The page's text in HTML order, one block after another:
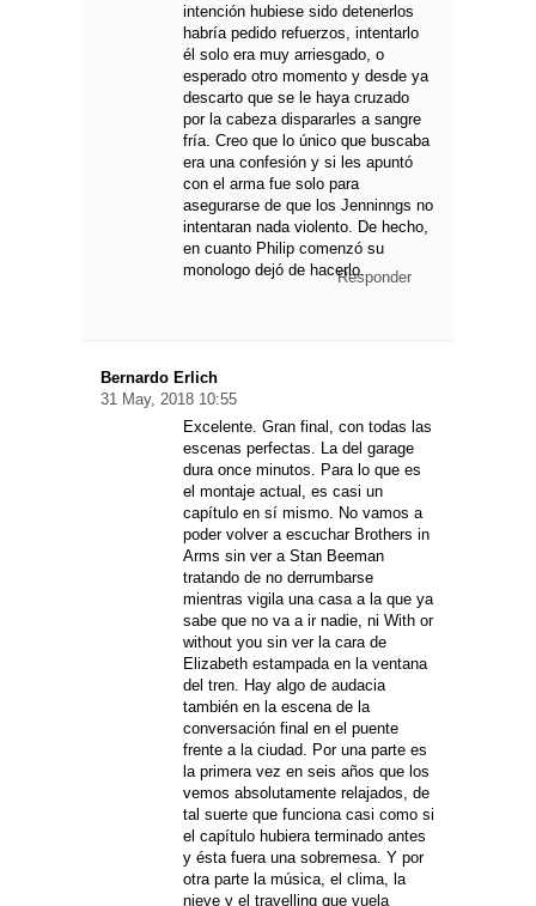
intención hubiese sido detenerlos
habría pedido refuerzos, intentarlo
él solo era muy arriesgado, o
esperado otro momento y desde ya
descarto que se le haya cruzado
por la cabeza dispararles a sangre
fría. Creo que lo único que buscaba
era una confesión y si les apuntó
con el arma fue solo para
asegurarse de que los Jenninngs no
intentaran nada violento. De hecho,
en cuanto Philip comenzó su
monologo dejó de hacerlo.Responder
Bernardo Erlich
31 May, 2018 10:55
Excelente. Gran final, con todas las
escenas perfectas. La del garage
dura once minutos. Para lo que es
el montaje actual, es casi un
capítulo en sí mismo. No vamos a
poder volver a escuchar Brothers in
Arms sin ver a Stan Beeman
tratando de no derrumbarse
mientras vigila una casa a la que ya
sabe que no va a ir nadie, ni With or
without you sin ver la cara de
Elizabeth estampada en la ventana
del tren. Hay algo de audacia
también en la escena de la
conversación final en el puente
frente a la ciudad. Por una parte es
la primera vez en seis años que los
vemos absolutamente relajados, de
tal suerte que funciona casi como si
el capítulo hubiera terminado antes
y ésta fuera una sobremesa. Y por
otra parte la música, el clima, la
nieve y el travelling que vuela